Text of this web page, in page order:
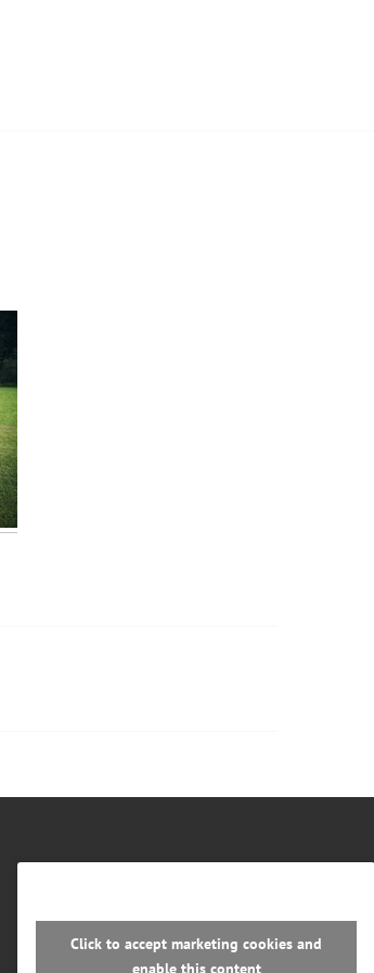
Click to accept marketing cookies and
enable this content